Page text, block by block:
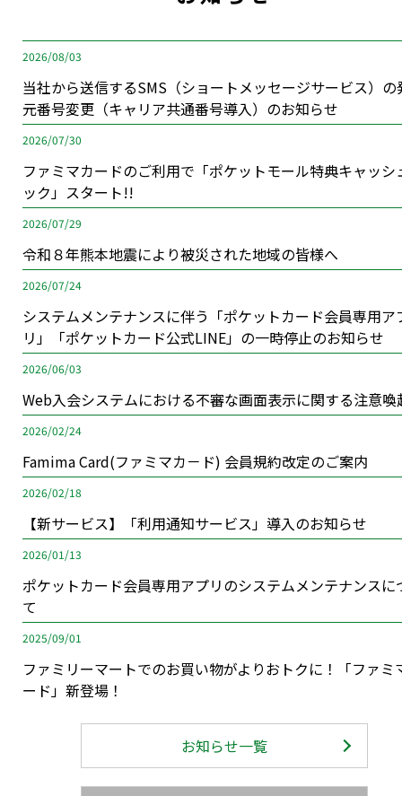
2026/08/03
当社から送信するSMS（ショートメッセージサービス）の
元番号変更（キャリア共通番号導入）のお知らせ
2026/07/30
ファミマカードのご利用で「ポケットモール特典キャッシ
ック」スタート!!
2026/07/29
令和８年熊本地震により被災された地域の皆様へ
2026/07/24
システムメンテナンスに伴う「ポケットカード会員専用ア
リ」「ポケットカード公式LINE」の一時停止のお知らせ
2026/06/03
Web入会システムにおける不審な画面表示に関する注意喚
2026/02/24
Famima Card(ファミマカ－ド) 会員規約改定のご案内
2026/02/18
【新サービス】「利用通知サービス」導入のお知らせ
2026/01/13
ポケットカード会員専用アプリのシステムメンテナンスに
て
2025/09/01
ファミリーマートでのお買い物がよりおトクに！「ファミ
ード」新登場！
お知らせ一覧